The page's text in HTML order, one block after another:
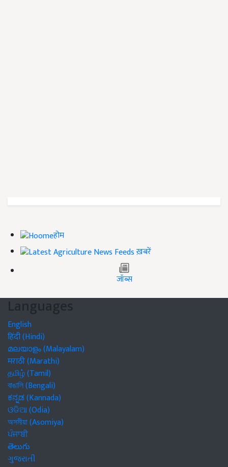
होम
ख़बरें
जॉब्स
Languages
English
हिंदी (Hindi)
മലയാളം (Malayalam)
मराठी (Marathi)
தமிழ் (Tamil)
বাঙালি (Bengali)
ಕನ್ನಡ (Kannada)
ଓଡିଆ (Odia)
অসমীয়া (Asomiya)
ਪੰਜਾਬੀ
తెలుగు
ગુજરાતી